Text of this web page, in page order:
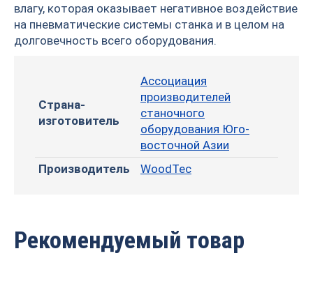
влагу, которая оказывает негативное воздействие
на пневматические системы станка и в целом на
долговечность всего оборудования.
Страна-
изготовитель
Ассоциация
производителей
станочного
оборудования Юго-
восточной Азии
Производитель
WoodTec
Рекомендуемый товар